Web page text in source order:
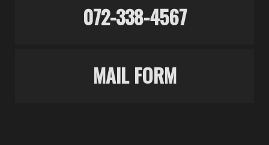
072-338-4567
MAIL FORM